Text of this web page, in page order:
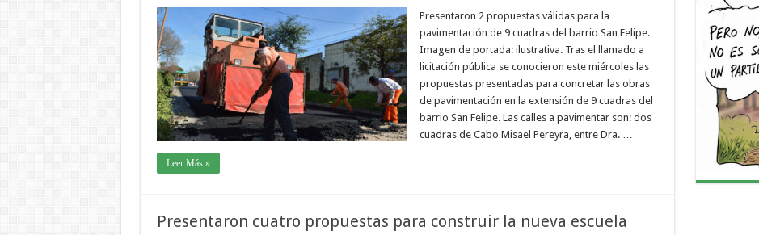
Presentaron 2 propuestas válidas para la
pavimentación de 9 cuadras del barrio San Felipe.
Imagen de portada: ilustrativa. Tras el llamado a
licitación pública se conocieron este miércoles las
propuestas presentadas para concretar las obras
de pavimentación en la extensión de 9 cuadras del
barrio San Felipe. Las calles a pavimentar son: dos
cuadras de Cabo Misael Pereyra, entre Dra. …
Leer Más »
Presentaron cuatro propuestas para construir la nueva escuela